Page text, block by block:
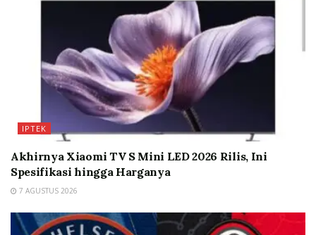
IPTEK
Akhirnya Xiaomi TV S Mini LED 2026 Rilis, Ini
Spesifikasi hingga Harganya
7 AGUSTUS 2026